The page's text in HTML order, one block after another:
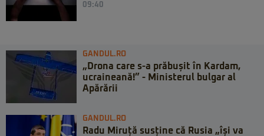
09:40
GANDUL.RO
„Drona care s-a prăbușit în Kardam,
ucraineană!” - Ministerul bulgar al
Apărării
GANDUL.RO
Radu Miruță susține că Rusia „își va